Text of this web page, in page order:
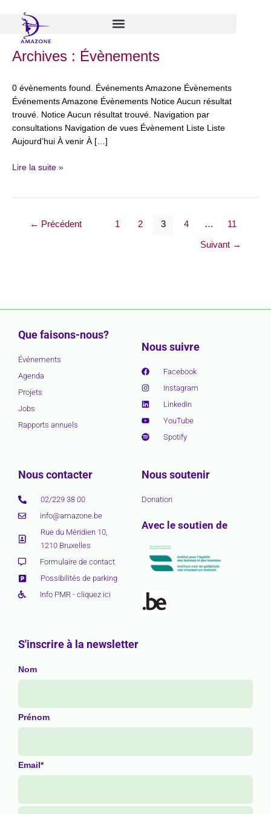
contenu
Archives : Évènements
0 évènements found. Événements Amazone Évènements
Événements Amazone Évènements Notice Aucun résultat
trouvé. Notice Aucun résultat trouvé. Navigation par
consultations Navigation de vues Évènement Liste Liste
Aujourd’hui À venir À […]
Conférence
Vivre
sans
règles
(Judith
Spronck)
Femmes
Santé
Lire la suite »
← Précédent 1 2 3 4 … 11
Suivant →
Que faisons-nous?
Événements
Agenda
Projets
Jobs
Rapports annuels
Nous suivre
Facebook
Instagram
LinkedIn
YouTube
Spotify
Nous contacter
02/229 38 00
info@amazone.be
Rue du Méridien 10,
1210 Bruxelles
Formulaire de contact
Possibilités de parking
Info PMR - cliquez ici
Nous soutenir
Donation
Avec le soutien de
S'inscrire à la newsletter
Nom
Prénom
Email*